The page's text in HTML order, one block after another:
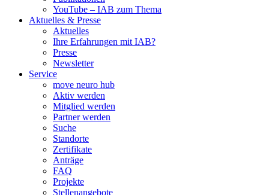
YouTube – IAB zum Thema
Aktuelles & Presse
Aktuelles
Ihre Erfahrungen mit IAB?
Presse
Newsletter
Service
move neuro hub
Aktiv werden
Mitglied werden
Partner werden
Suche
Standorte
Zertifikate
Anträge
FAQ
Projekte
Stellenangebote